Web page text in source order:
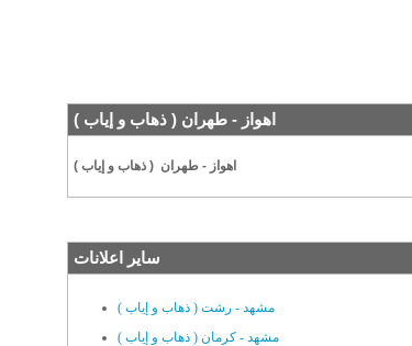
اهواز - طهران ( ذهاب و إياب )
اهواز - طهران ( ذهاب و إياب )
سایر اعلانات
مشهد - رشت ( ذهاب و إياب )
مشهد - كرمان ( ذهاب و إياب )